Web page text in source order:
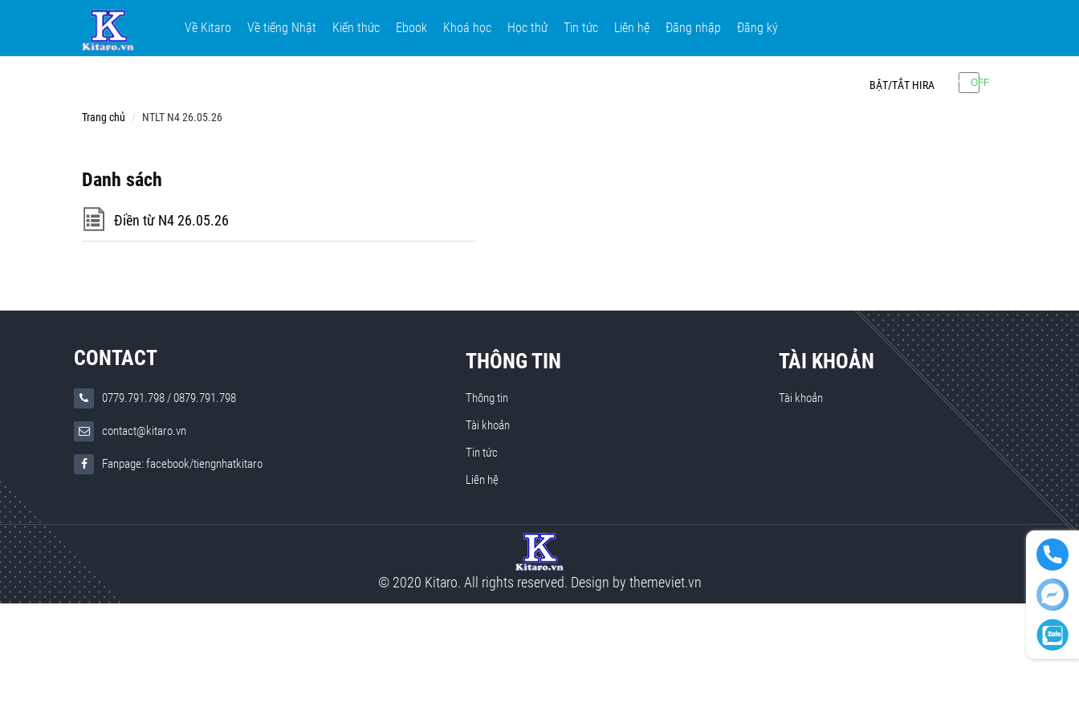
Về Kitaro Về tiếng Nhật Kiến thức Ebook Khoá học Học thử Tin tức Liên hệ Đăng nhập Đăng ký
BẬT/TẮT HIRA
Trang chủ NTLT N4 26.05.26
Danh sách
Điền từ N4 26.05.26
CONTACT
0779.791.798/0879.791.798
contact@kitaro.vn
Fanpage: facebook/tiengnhatkitaro
THÔNG TIN
Thông tin
Tài khoản
Tin tức
Liên hệ
TÀI KHOẢN
Tài khoản
© 2020 Kitaro. All rights reserved. Design by themeviet.vn